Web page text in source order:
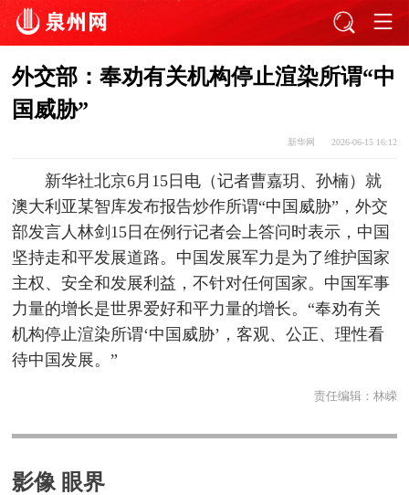
外交部：奉劝有关机构停止渲染所谓“中
国威胁”
新华网 2026-06-15 16:12
新华社北京6月15日电（记者曹嘉玥、孙楠）就
澳大利亚某智库发布报告炒作所谓“中国威胁”，外交
部发言人林剑15日在例行记者会上答问时表示，中国
坚持走和平发展道路。中国发展军力是为了维护国家
主权、安全和发展利益，不针对任何国家。中国军事
力量的增长是世界爱好和平力量的增长。“奉劝有关
机构停止渲染所谓‘中国威胁’，客观、公正、理性看
待中国发展。”
责任编辑： 林嵘
影像 眼界